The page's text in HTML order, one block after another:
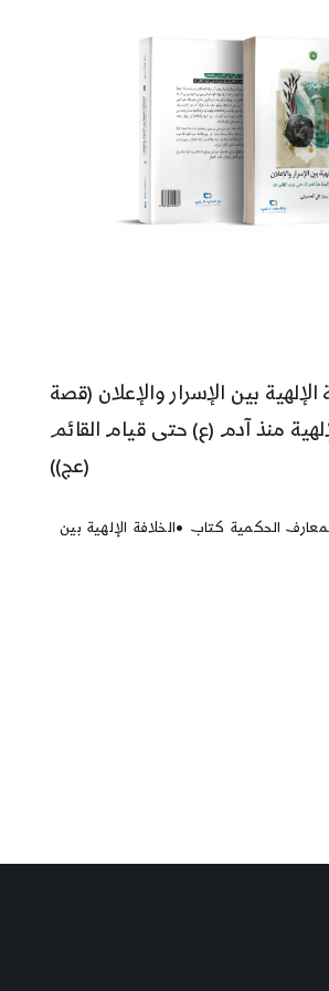
الإلهية بين الإسرار والإعلان (قصة
منذ آدم (ع) حتى قيام القائم
(عج))
الحكمية كتاب •الخلافة الإلهية بين